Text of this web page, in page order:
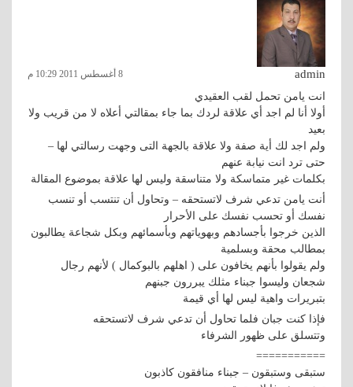
admin 8 أغسطس 2011 10:29 م
انت يامن تحمل لقب العقيدي
أولا أنا لم اجد أي علاقة لردك بما جاء بمقالتي أعلاه لا من قريب ولا
بعيد
ولم اجد لك أية صفة ولا علاقة بالجهة التى وجهت رسالتي لها –
حتى ترد انت نيابة عنهم
بكلمات غير متماسكة ولا متناسقة وليس لها علاقة بموضوع المقالة
أنت يامن تدعي شرف لاتستحقه – وتحاول أن تنتسب أو تنسب
نفسك أو تحسب نفسك على الأحرار
الذين خرجوا بأجسادهم وبهوياتهم وبأسمائهم وبكل شجاعة يطالبون
بمطالب محقة وبسلمية
ولم يقولوا بأنهم يخافون على ( اهلهم بالبوكمال ) لأنهم رجال
شجعان وليسوا جبناء مثلك يبررون جبنهم
بتبريرات واهية ليس لها أي قيمة
فإذا كنت جبان فلما تحاول أن تدعي شرف لاتستحقه
وتتسلق على ظهور الشرفاء
===========
ستبقى وستبقون – جبناء منافقون كاذبون